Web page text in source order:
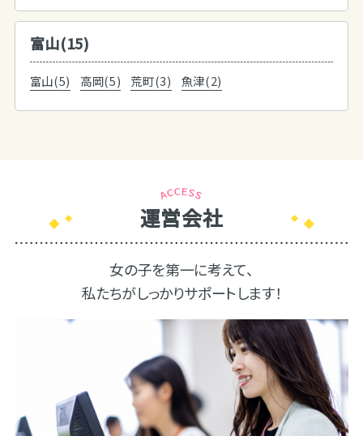
富山(15)
富山(5) 高岡(5) 荒町(3) 魚津(2)
運営会社
女の子を第一に考えて、
私たちがしっかりサポートします！